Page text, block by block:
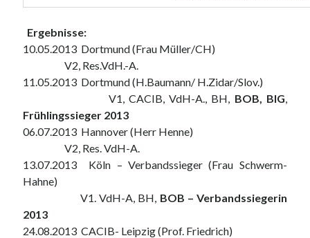
Ergebnisse:
10.05.2013 Dortmund (Frau Müller/CH)
V2, Res.VdH.-A.
11.05.2013 Dortmund (H.Baumann/ H.Zidar/Slov.)
V1, CACIB, VdH-A., BH, BOB, BIG,
Frühlingssieger 2013
06.07.2013 Hannover (Herr Henne)
V2, Res. VdH-A.
13.07.2013 Köln – Verbandssieger (Frau Schwerm-
Hahne)
V1. VdH-A, BH, BOB – Verbandssiegerin
2013
24.08.2013 CACIB- Leipzig (Prof. Friedrich)